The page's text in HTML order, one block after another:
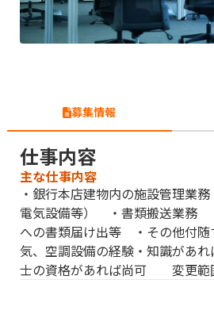
募集情報
仕事内容
主な仕事内容
・銀行本店建物内の施設管理業
電気設備等） ・書類搬送業務
への書類届け出等 ・その他
気、空調設備の経験・知識があ
士の資格があれば尚可 変更範